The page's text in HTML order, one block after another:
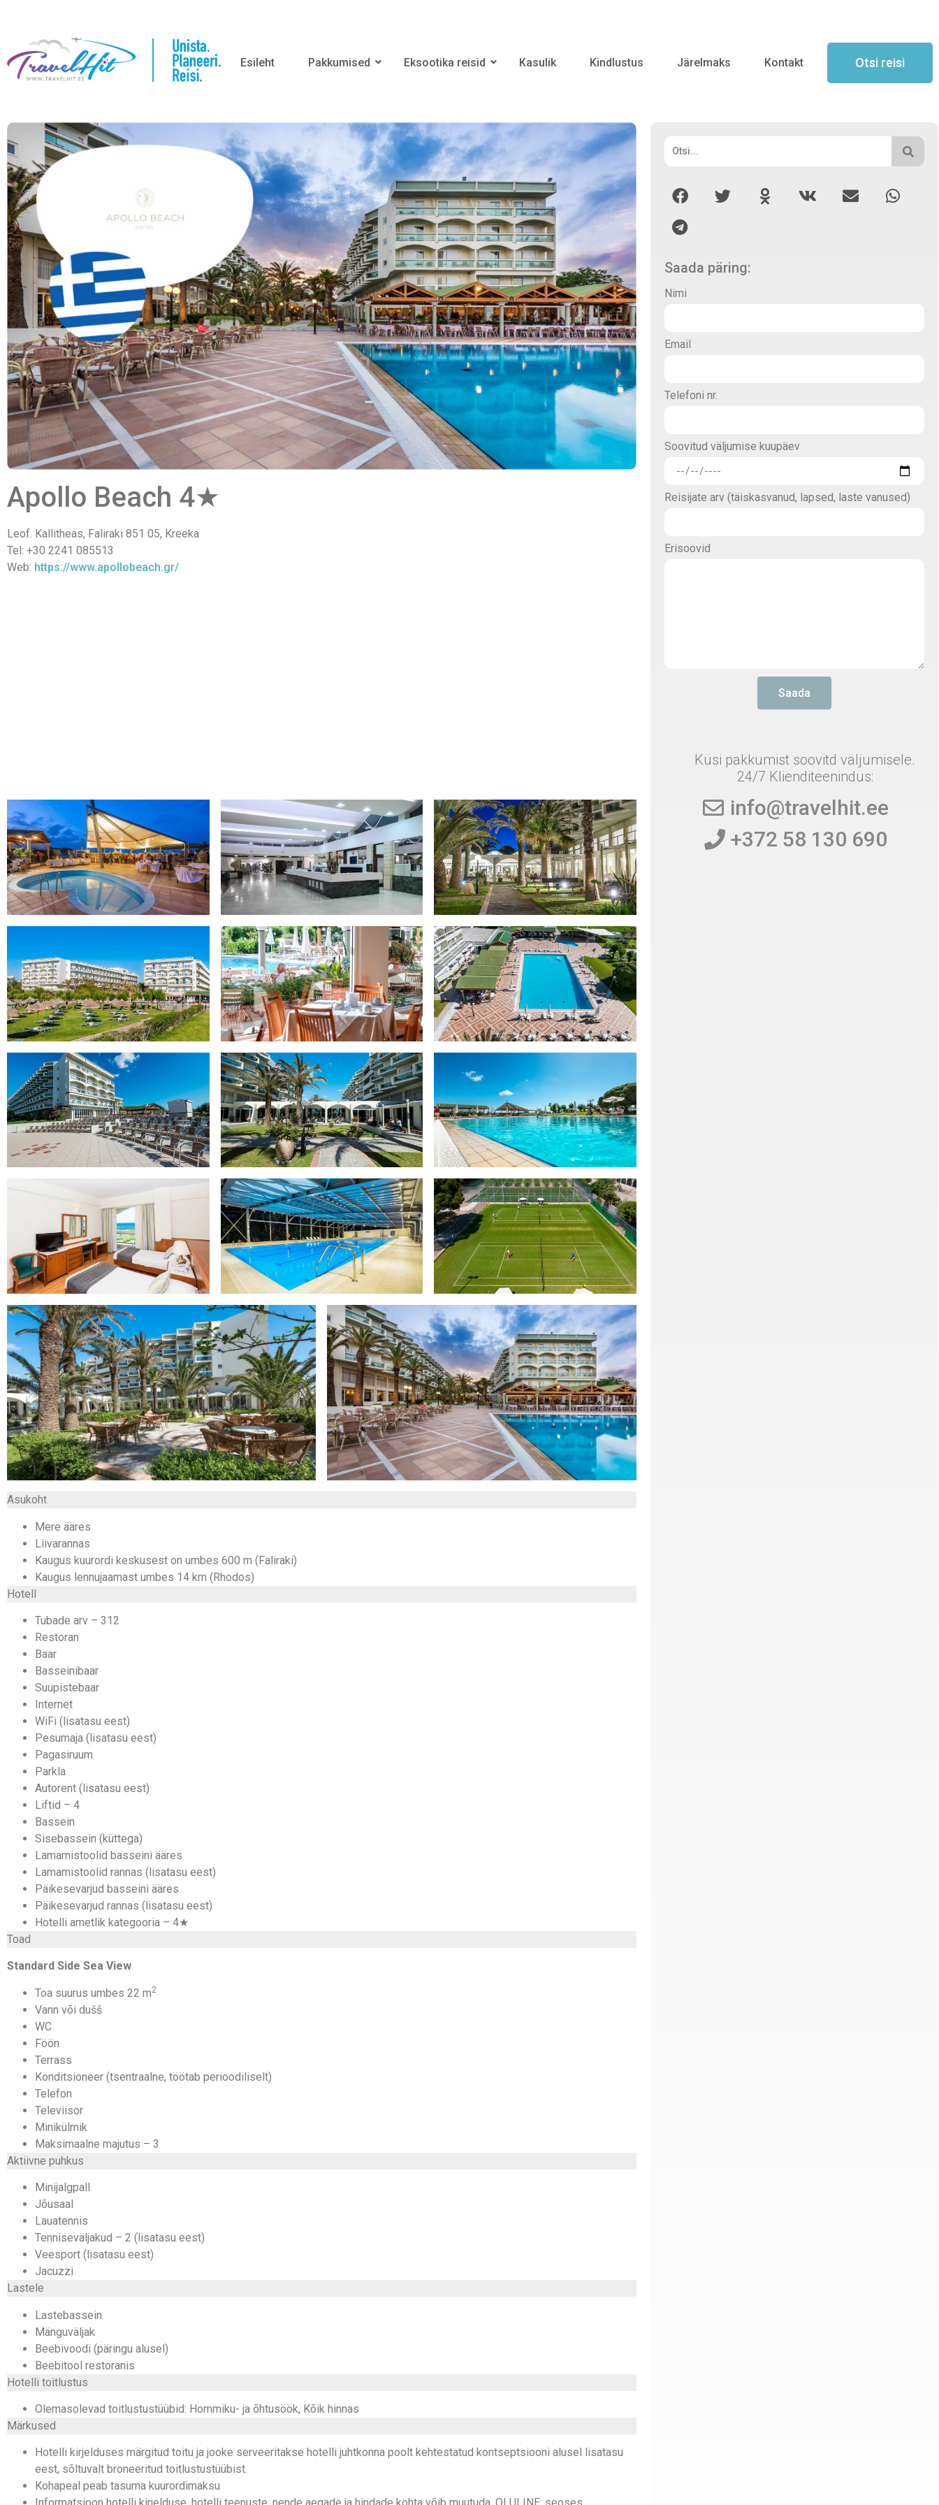
Esileht Pakkumised Eksootika reisid Kasulik Kindlustus Järelmaks Kontakt Otsi reisi
Apollo Beach 4★
Leof. Kallitheas, Faliraki 851 05, Kreeka
Tel: +30 2241 085513
Web: https://www.apollobeach.gr/
Asukoht
Mere ääres
Liivarannas
Kaugus kuurordi keskusest on umbes 600 m (Faliraki)
Kaugus lennujaamast umbes 14 km (Rhodos)
Hotell
Tubade arv – 312
Restoran
Baar
Basseinibaar
Suupistebaar
Internet
WiFi (lisatasu eest)
Pesumaja (lisatasu eest)
Pagasiruum
Parkla
Autorent (lisatasu eest)
Liftid – 4
Bassein
Sisebassein (küttega)
Lamamistoolid basseini ääres
Lamamistoolid rannas (lisatasu eest)
Päikesevarjud basseini ääres
Päikesevarjud rannas (lisatasu eest)
Hotelli ametlik kategooria – 4★
Toad
Standard Side Sea View
Toa suurus umbes 22 m2
Vann või dušš
WC
Föön
Terrass
Konditsioneer (tsentraalne, töötab perioodiliselt)
Telefon
Televiisor
Minikülmik
Maksimaalne majutus – 3
Aktiivne puhkus
Minijalgpall
Jõusaal
Lauatennis
Tenniseväljakud – 2 (lisatasu eest)
Veesport (lisatasu eest)
Jacuzzi
Lastele
Lastebassein
Mänguväljak
Beebivoodi (päringu alusel)
Beebitool restoranis
Hotelli toitlustus
Olemasolevad toitlustustüübid: Hommiku- ja õhtusöök, Kõik hinnas
Märkused
Hotelli kirjelduses märgitud toitu ja jooke serveeritakse hotelli juhtkonna poolt kehtestatud kontseptsiooni alusel lisatasu
eest, sõltuvalt broneeritud toitlustustüübist.
Kohapeal peab tasuma kuurordimaksu
Saada päring:
Nimi
Email
Telefoni nr.
Soovitud väljumise kuupäev
Reisijate arv (täiskasvanud, lapsed, laste vanused)
Erisoovid
Saada
Küsi pakkumist soovitd väljumisele.
24/7 Klienditeenindus:
info@travelhit.ee
+372 58 130 690